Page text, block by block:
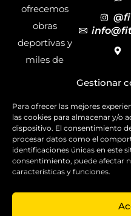
Gestionar
Para ofrecer las mejores
las cookies para almacenar y/o
dispositivo. El consentimiento
procesar datos como el
identificaciones únicas en este
consentimiento, puede afectar
características y funciones.
ofrecemos
obras
deportivas y
miles de
deportivos
para todas las
disciplinas,
garantizando
la calidad y el
servicio.